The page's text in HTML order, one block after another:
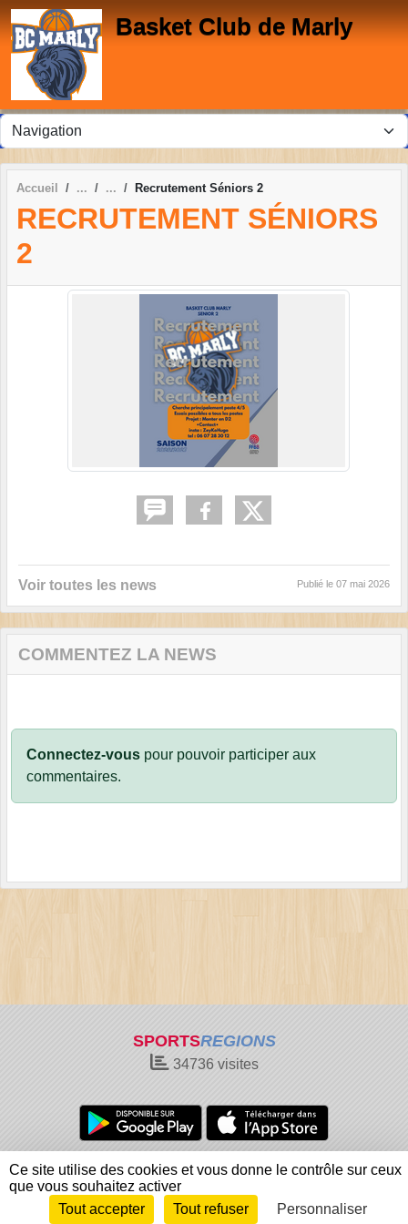
Basket Club de Marly
Accueil Recrutement Séniors 2
RECRUTEMENT SÉNIORS
2
Voir toutes les news Publié le 07 mai 2026
COMMENTEZ LA NEWS
Connectez-vous pour pouvoir participer aux
commentaires.
SPORTSREGIONS
34736visites
Charte cookies
Gestion des cookies
Informations légales
Signaler un contenu inapproprié
Envie de participer ?
Connexion
Panneau de gestion des cookies
Ce site utilise des cookies et vous donne le contrôle sur ceux
que vous souhaitez activer
Tout accepter
Tout refuser Personnaliser